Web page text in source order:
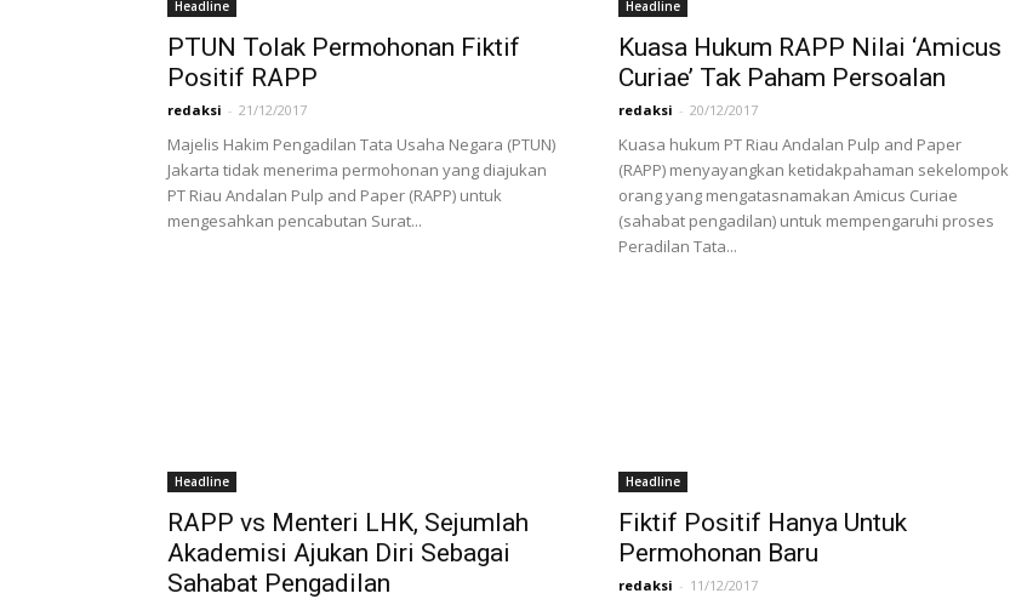
Headline
PTUN Tolak Permohonan Fiktif
Positif RAPP
redaksi - 21/12/2017
Majelis Hakim Pengadilan Tata Usaha Negara (PTUN)
Jakarta tidak menerima permohonan yang diajukan
PT Riau Andalan Pulp and Paper (RAPP) untuk
mengesahkan pencabutan Surat...
Headline
Kuasa Hukum RAPP Nilai ‘Amicus
Curiae’ Tak Paham Persoalan
redaksi - 20/12/2017
Kuasa hukum PT Riau Andalan Pulp and Paper
(RAPP) menyayangkan ketidakpahaman sekelompok
orang yang mengatasnamakan Amicus Curiae
(sahabat pengadilan) untuk mempengaruhi proses
Peradilan Tata...
Headline
RAPP vs Menteri LHK, Sejumlah
Akademisi Ajukan Diri Sebagai
Sahabat Pengadilan
Headline
Fiktif Positif Hanya Untuk
Permohonan Baru
redaksi - 11/12/2017